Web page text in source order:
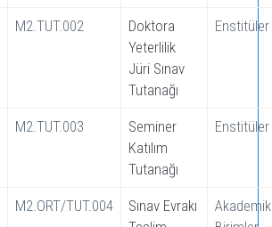
M2.TUT.002
Doktora
Yeterlilik
Jüri Sınav
Tutanağı
Enstitüler
M2.TUT.003
Seminer
Katılım
Tutanağı
Enstitüler
M2.ORT/TUT.004
Sınav Evrakı
Akademik